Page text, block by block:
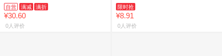
录打工者日常悲欢与时代裂隙
自营 满减 满折
¥30.60
0人评价
限时抢
¥8.91
0人评价